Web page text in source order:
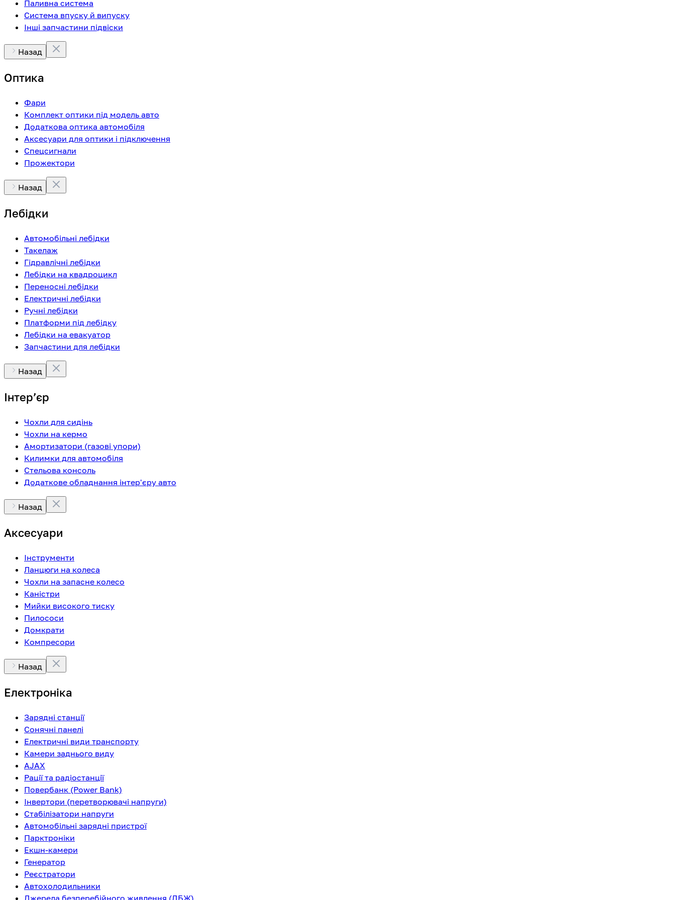
Паливна система
Система впуску й випуску
Інші запчастини підвіски
Назад
Оптика
Фари
Комплект оптики під модель авто
Додаткова оптика автомобіля
Аксесуари для оптики і підключення
Спецсигнали
Прожектори
Назад
Лебідки
Автомобільні лебідки
Такелаж
Гідравлічні лебідки
Лебідки на квадроцикл
Переносні лебідки
Електричні лебідки
Ручні лебідки
Платформи під лебідку
Лебідки на евакуатор
Запчастини для лебідки
Назад
Інтерʼєр
Чохли для сидінь
Чохли на кермо
Амортизатори (газові упори)
Килимки для автомобіля
Стельова консоль
Додаткове обладнання інтер'єру авто
Назад
Аксесуари
Інструменти
Ланцюги на колеса
Чохли на запасне колесо
Каністри
Мийки високого тиску
Пилососи
Домкрати
Компресори
Назад
Електроніка
Зарядні станції
Сонячні панелі
Електричні види транспорту
Камери заднього виду
AJAX
Рації та радіостанції
Повербанк (Power Bank)
Інвертори (перетворювачі напруги)
Стабілізатори напруги
Автомобільні зарядні пристрої
Парктроніки
Екшн-камери
Генератор
Реєстратори
Автохолодильники
Джерела безперебійного живлення (ДБЖ)